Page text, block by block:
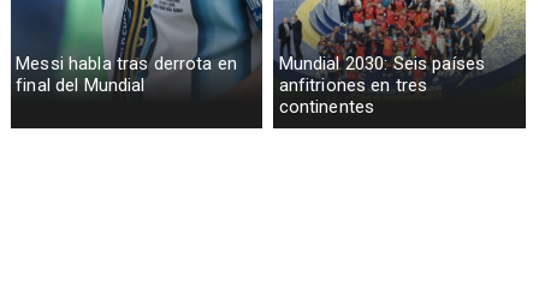
Messi habla tras derrota en
final del Mundial
Mundial 2030: Seis países
anfitriones en tres
continentes